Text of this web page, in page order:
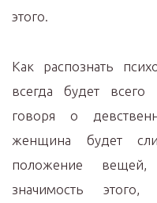
этого.
Как распознать
всегда будет
говоря о
женщина будет
положение вещей,
значимость